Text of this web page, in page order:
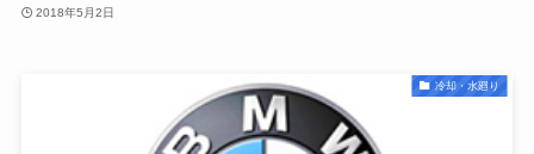
2018年5月2日
冷却・水廻り